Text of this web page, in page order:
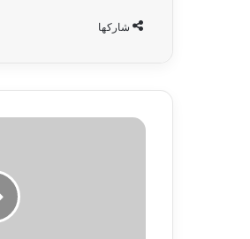
شاركها